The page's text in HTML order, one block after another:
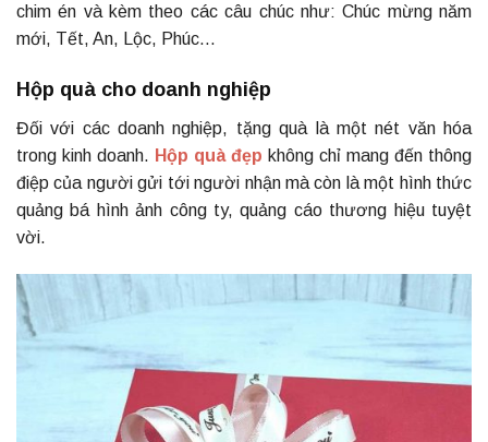
chim én và kèm theo các câu chúc như: Chúc mừng năm
mới, Tết, An, Lộc, Phúc…
Hộp quà cho doanh nghiệp
Đối với các doanh nghiệp, tặng quà là một nét văn hóa
trong kinh doanh. Hộp quà đẹp không chỉ mang đến thông
điệp của người gửi tới người nhận mà còn là một hình thức
quảng bá hình ảnh công ty, quảng cáo thương hiệu tuyệt
vời.